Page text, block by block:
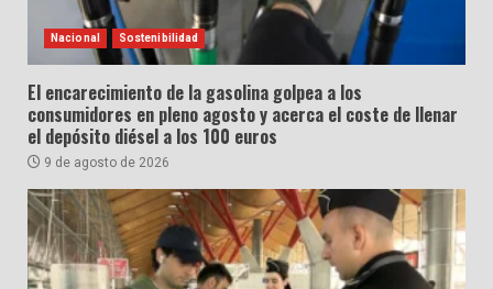
Nacional Sostenibilidad
El encarecimiento de la gasolina golpea a los
consumidores en pleno agosto y acerca el coste de llenar
el depósito diésel a los 100 euros
9 de agosto de 2026